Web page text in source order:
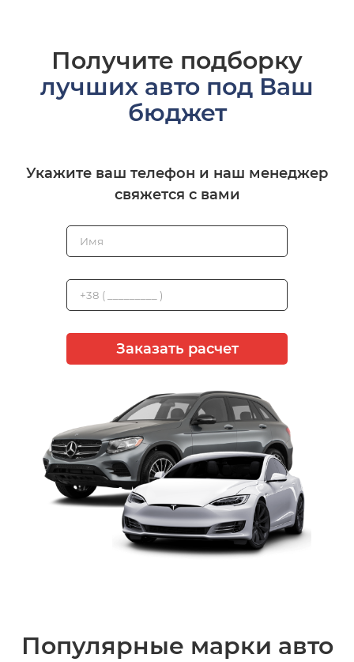
Получите подборку
лучших авто под Ваш
бюджет
Укажите ваш телефон и наш менеджер
свяжется с вами
Заказать расчет
Популярные марки авто